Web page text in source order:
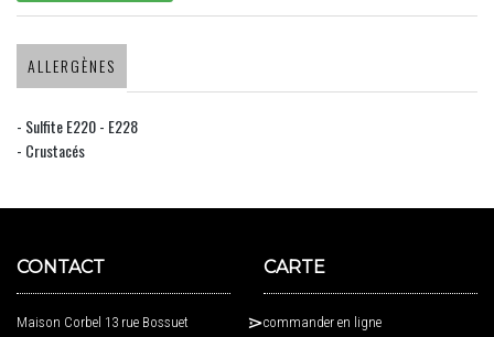
ALLERGÈNES
- Sulfite E220 - E228
- Crustacés
CONTACT
Maison Corbel 13 rue Bossuet
CARTE
commander en ligne